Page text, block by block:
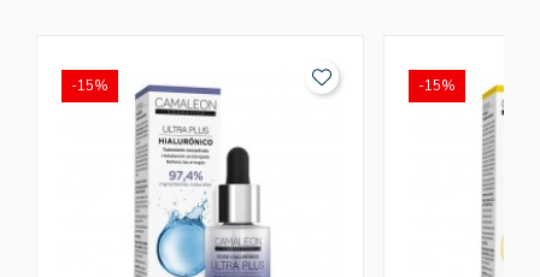
-15% -15%